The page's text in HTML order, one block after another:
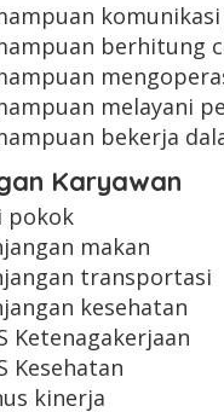
berhitung
melayani
bekerja
Karyawan
pokok
makan
transportasi
kesehatan
Ketenagakerjaan
Kesehatan
kinerja